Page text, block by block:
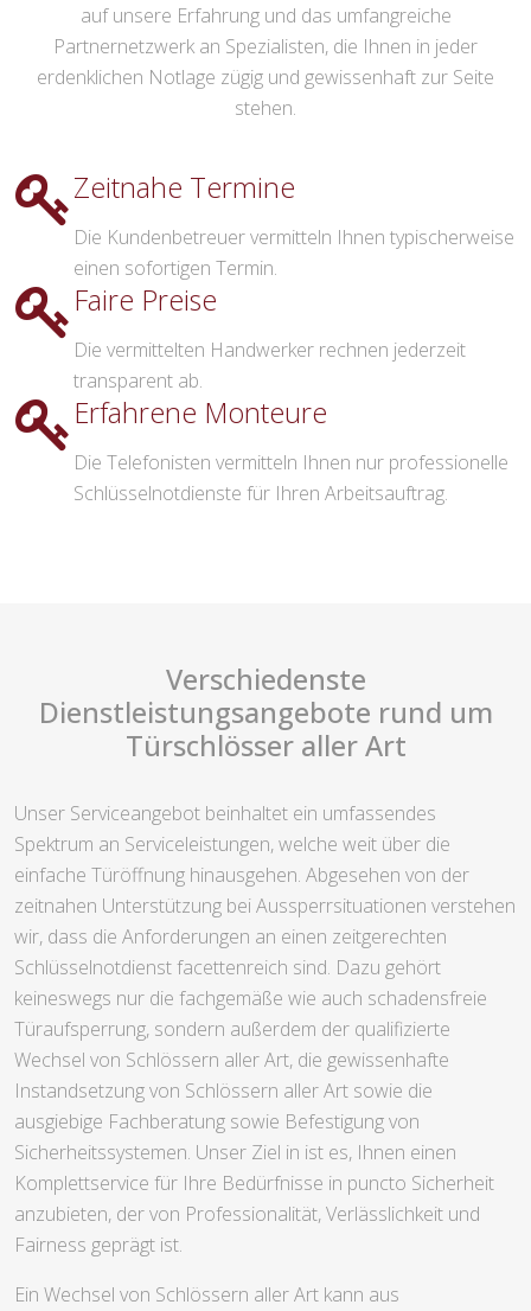
auf unsere Erfahrung und das umfangreiche
Partnernetzwerk an Spezialisten, die Ihnen in jeder
erdenklichen Notlage zügig und gewissenhaft zur Seite
stehen.
Zeitnahe Termine
Die Kundenbetreuer vermitteln Ihnen typischerweise
einen sofortigen Termin.
Faire Preise
Die vermittelten Handwerker rechnen jederzeit
transparent ab.
Erfahrene Monteure
Die Telefonisten vermitteln Ihnen nur professionelle
Schlüsselnotdienste für Ihren Arbeitsauftrag.
Verschiedenste
Dienstleistungsangebote rund um
Türschlösser aller Art
Unser Serviceangebot beinhaltet ein umfassendes
Spektrum an Serviceleistungen, welche weit über die
einfache Türöffnung hinausgehen. Abgesehen von der
zeitnahen Unterstützung bei Aussperrsituationen verstehen
wir, dass die Anforderungen an einen zeitgerechten
Schlüsselnotdienst facettenreich sind. Dazu gehört
keineswegs nur die fachgemäße wie auch schadensfreie
Türaufsperrung, sondern außerdem der qualifizierte
Wechsel von Schlössern aller Art, die gewissenhafte
Instandsetzung von Schlössern aller Art sowie die
ausgiebige Fachberatung sowie Befestigung von
Sicherheitssystemen. Unser Ziel in ist es, Ihnen einen
Komplettservice für Ihre Bedürfnisse in puncto Sicherheit
anzubieten, der von Professionalität, Verlässlichkeit und
Fairness geprägt ist.
Ein Wechsel von Schlössern aller Art kann aus